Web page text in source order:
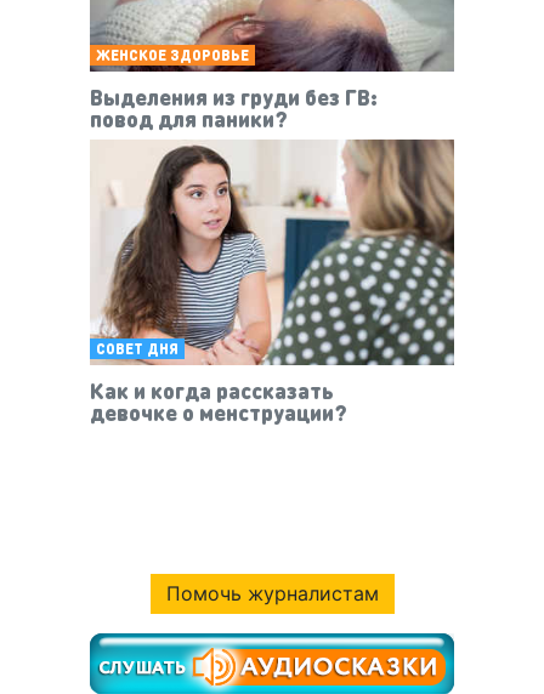
ЖЕНСКОЕ ЗДОРОВЬЕ
Выделения из груди без ГВ:
повод для паники?
СОВЕТ ДНЯ
Как и когда рассказать
девочке о менструации?
Помочь журналистам